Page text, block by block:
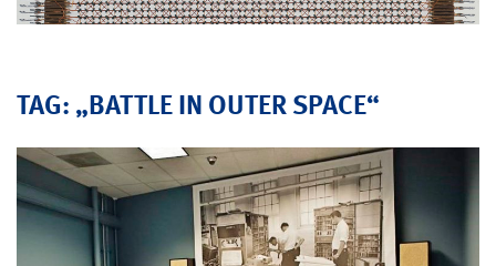
TAG: „BATTLE IN OUTER SPACE“